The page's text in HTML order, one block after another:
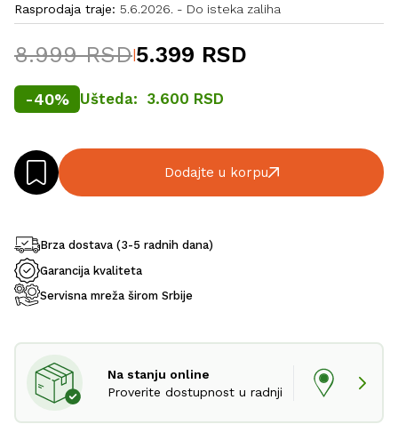
Rasprodaja traje: 5.6.2026. - Do isteka zaliha
8.999 RSD|5.399 RSD
-40% Ušteda: 3.600 RSD
Dodajte u korpu
Brza dostava (3-5 radnih dana)
Garancija kvaliteta
Servisna mreža širom Srbije
Na stanju online
Proverite dostupnost u radnji